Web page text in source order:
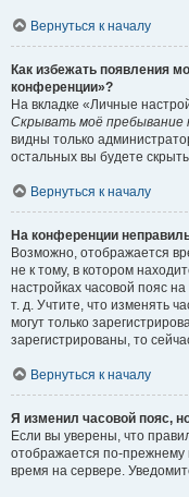
Вернуться к началу
Как избежать появления
конференции»?
На вкладке «Личные
Скрывать моё пребывание
видны только
остальных вы будете
Вернуться к началу
На конференции
Возможно, отображается
не к тому, в котором
настройках часовой пояс
т. д. Учтите, что изменять
могут только
зарегистрированы, то
Вернуться к началу
Я изменил часовой пояс,
Если вы уверены, что
отображается по-прежнему
время на сервере.